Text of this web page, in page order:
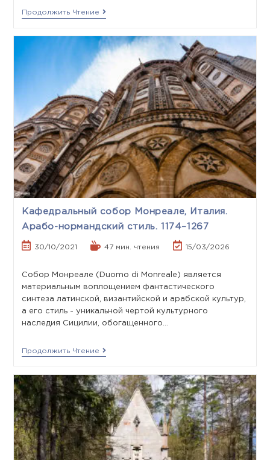
Продолжить Чтение
Кафедральный собор Монреале, Италия.
Арабо-нормандский стиль. 1174–1267
30/10/2021 47 мин. чтения 15/03/2026
Собор Монреале (Duomo di Monreale) является
материальным воплощением фантастического
синтеза латинской, византийской и арабской культур,
а его стиль - уникальной чертой культурного
наследия Сицилии, обогащенного…
Продолжить Чтение